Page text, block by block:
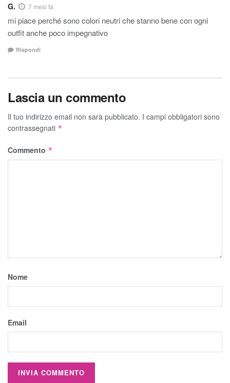
G. 7 mesi fa
mi piace perché sono colori neutri che stanno bene con ogni
outfit anche poco impegnativo
Rispondi
Lascia un commento
Il tuo indirizzo email non sarà pubblicato. I campi obbligatori sono
contrassegnati *
Commento *
Nome
Email